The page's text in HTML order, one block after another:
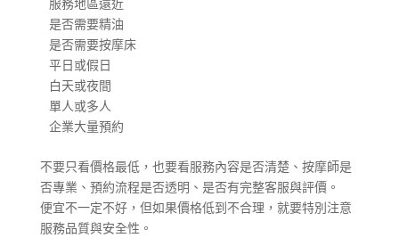
服務地區遠近
是否需要精油
是否需要按摩床
平日或假日
白天或夜間
單人或多人
企業大量預約
不要只看價格最低，也要看服務內容是否清楚、按摩師是
否專業、預約流程是否透明、是否有完整客服與評價。
便宜不一定不好，但如果價格低到不合理，就要特別注意
服務品質與安全性。